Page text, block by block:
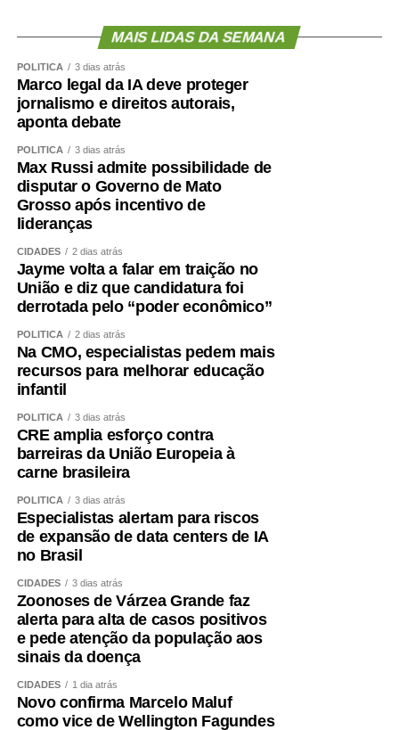
MAIS LIDAS DA SEMANA
POLÍTICA 3 dias atrás
Marco legal da IA deve proteger
jornalismo e direitos autorais,
aponta debate
POLÍTICA 3 dias atrás
Max Russi admite possibilidade de
disputar o Governo de Mato
Grosso após incentivo de
lideranças
CIDADES 2 dias atrás
Jayme volta a falar em traição no
União e diz que candidatura foi
derrotada pelo “poder econômico”
POLÍTICA 2 dias atrás
Na CMO, especialistas pedem mais
recursos para melhorar educação
infantil
POLÍTICA 3 dias atrás
CRE amplia esforço contra
barreiras da União Europeia à
carne brasileira
POLÍTICA 3 dias atrás
Especialistas alertam para riscos
de expansão de data centers de IA
no Brasil
CIDADES 3 dias atrás
Zoonoses de Várzea Grande faz
alerta para alta de casos positivos
e pede atenção da população aos
sinais da doença
CIDADES 1 dia atrás
Novo confirma Marcelo Maluf
como vice de Wellington Fagundes